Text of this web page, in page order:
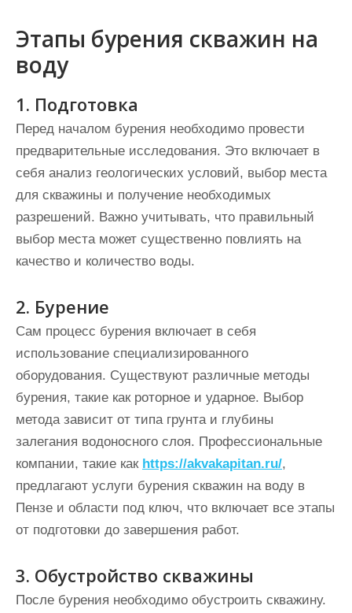
Этапы бурения скважин на
воду
1. Подготовка
Перед началом бурения необходимо провести
предварительные исследования. Это включает в
себя анализ геологических условий, выбор места
для скважины и получение необходимых
разрешений. Важно учитывать, что правильный
выбор места может существенно повлиять на
качество и количество воды.
2. Бурение
Сам процесс бурения включает в себя
использование специализированного
оборудования. Существуют различные методы
бурения, такие как роторное и ударное. Выбор
метода зависит от типа грунта и глубины
залегания водоносного слоя. Профессиональные
компании, такие как https://akvakapitan.ru/,
предлагают услуги бурения скважин на воду в
Пензе и области под ключ, что включает все этапы
от подготовки до завершения работ.
3. Обустройство скважины
После бурения необходимо обустроить скважину.